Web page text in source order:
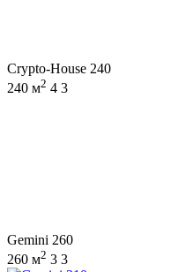
Crypto-House 240
240 м2 4 3
Gemini 260
260 м2 3 3